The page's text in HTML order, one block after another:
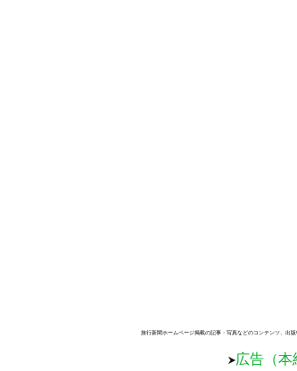
旅行新聞ホームページ掲載の記事・写真などのコンテンツ、出版
広告（本